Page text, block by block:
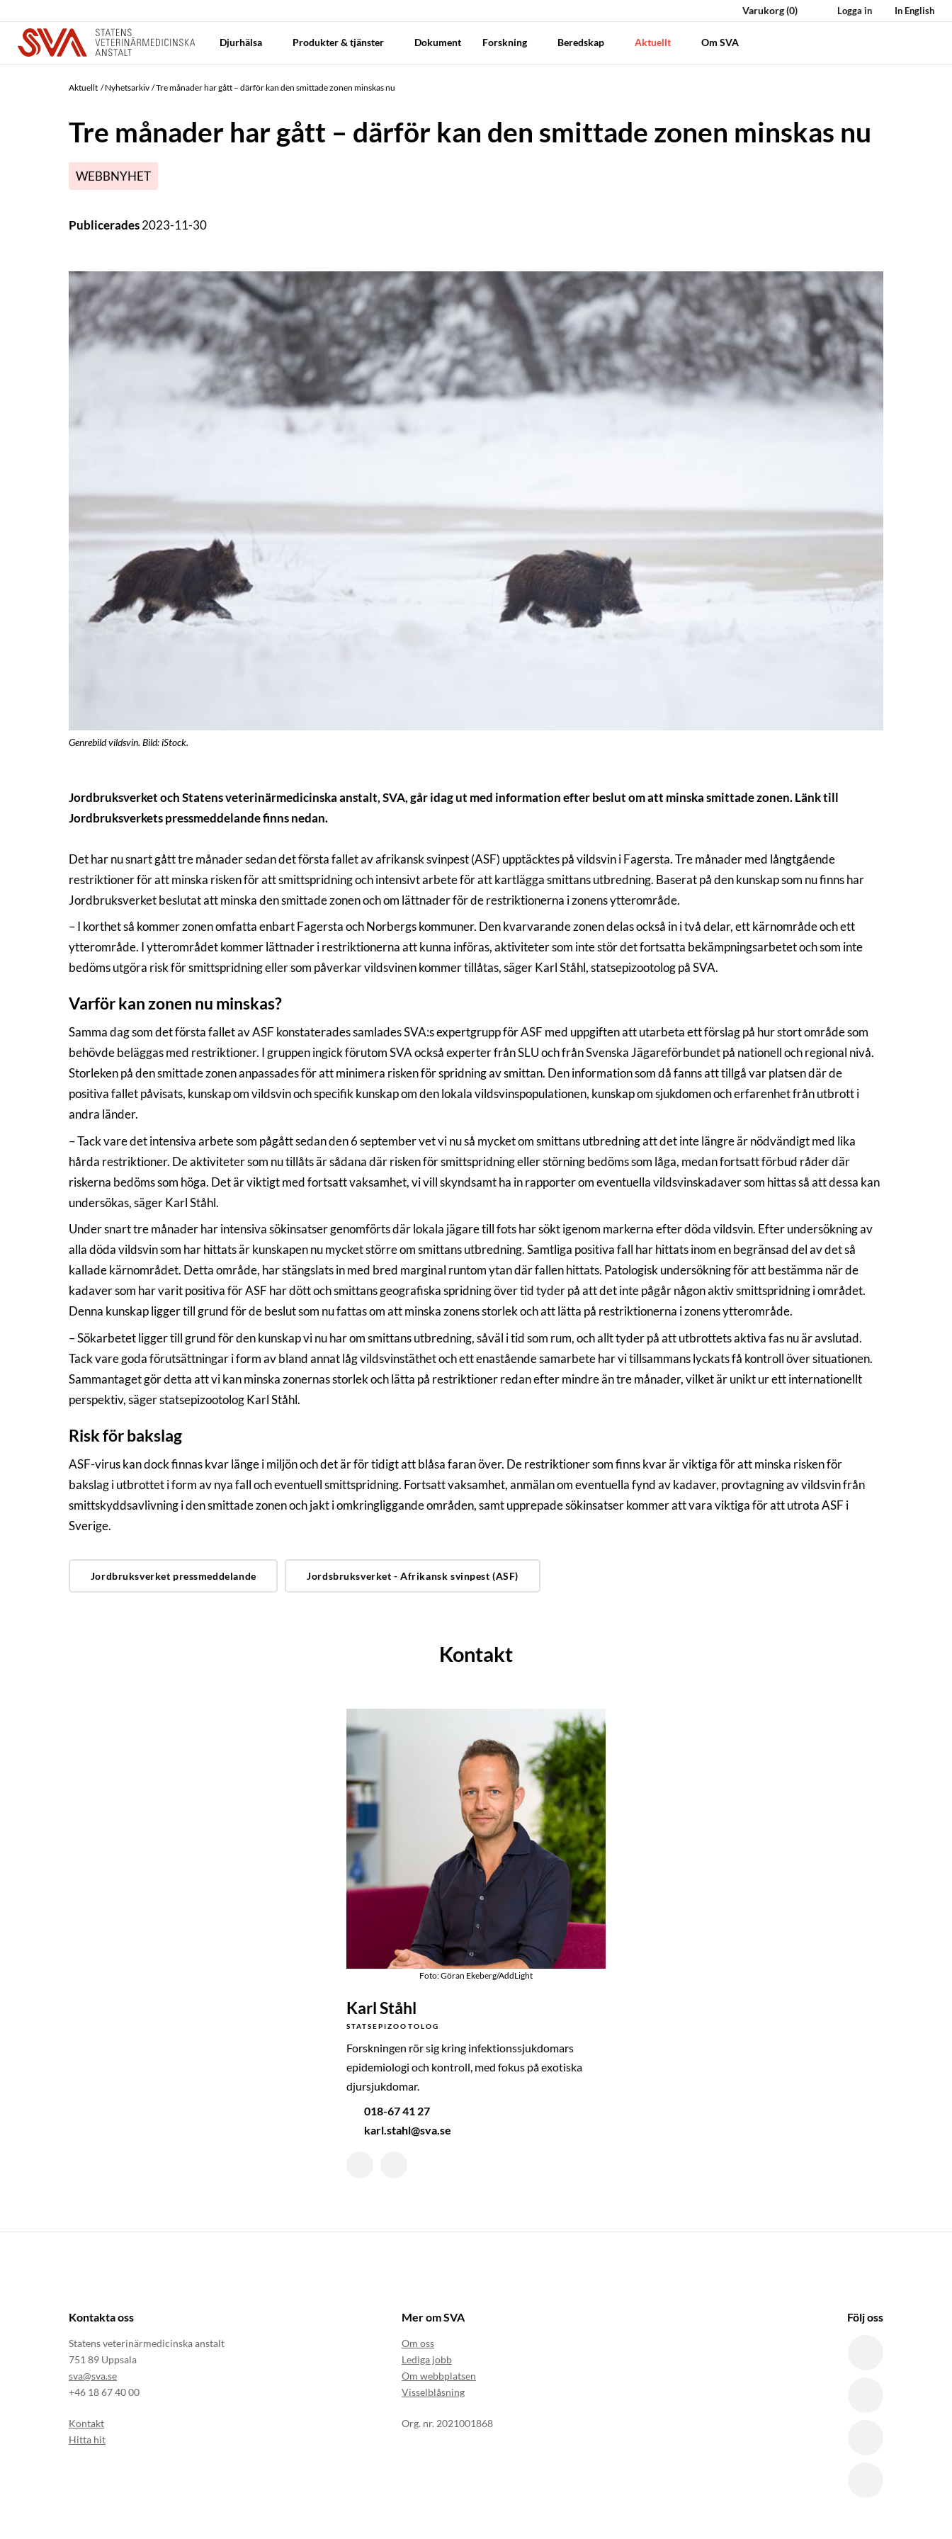
Varukorg(0) Logga in In English
Djurhälsa Produkter & tjänster Dokument Forskning Beredskap Aktuellt Om SVA
Aktuellt Nyhetsarkiv Tre månader har gått – därför kan den smittade zonen minskas nu
Tre månader har gått – därför kan den smittade zonen minskas nu
WEBBNYHET
Publicerades2023-11-30
Genrebild vildsvin. Bild: iStock.
Jordbruksverket och Statens veterinärmedicinska anstalt, SVA, går idag ut med information efter beslut om att minska smittade zonen. Länk till
Jordbruksverkets pressmeddelande finns nedan.
Det har nu snart gått tre månader sedan det första fallet av afrikansk svinpest (ASF) upptäcktes på vildsvin i Fagersta. Tre månader med långtgående
restriktioner för att minska risken för att smittspridning och intensivt arbete för att kartlägga smittans utbredning. Baserat på den kunskap som nu finns har
Jordbruksverket beslutat att minska den smittade zonen och om lättnader för de restriktionerna i zonens ytterområde.
– I korthet så kommer zonen omfatta enbart Fagersta och Norbergs kommuner. Den kvarvarande zonen delas också in i två delar, ett kärnområde och ett
ytterområde. I ytterområdet kommer lättnader i restriktionerna att kunna införas, aktiviteter som inte stör det fortsatta bekämpningsarbetet och som inte
bedöms utgöra risk för smittspridning eller som påverkar vildsvinen kommer tillåtas, säger Karl Ståhl, statsepizootolog på SVA.
Varför kan zonen nu minskas?
Samma dag som det första fallet av ASF konstaterades samlades SVA:s expertgrupp för ASF med uppgiften att utarbeta ett förslag på hur stort område som
behövde beläggas med restriktioner. I gruppen ingick förutom SVA också experter från SLU och från Svenska Jägareförbundet på nationell och regional nivå.
Storleken på den smittade zonen anpassades för att minimera risken för spridning av smittan. Den information som då fanns att tillgå var platsen där de
positiva fallet påvisats, kunskap om vildsvin och specifik kunskap om den lokala vildsvinspopulationen, kunskap om sjukdomen och erfarenhet från utbrott i
andra länder.
– Tack vare det intensiva arbete som pågått sedan den 6 september vet vi nu så mycket om smittans utbredning att det inte längre är nödvändigt med lika
hårda restriktioner. De aktiviteter som nu tillåts är sådana där risken för smittspridning eller störning bedöms som låga, medan fortsatt förbud råder där
riskerna bedöms som höga. Det är viktigt med fortsatt vaksamhet, vi vill skyndsamt ha in rapporter om eventuella vildsvinskadaver som hittas så att dessa kan
undersökas, säger Karl Ståhl.
Under snart tre månader har intensiva sökinsatser genomförts där lokala jägare till fots har sökt igenom markerna efter döda vildsvin. Efter undersökning av
alla döda vildsvin som har hittats är kunskapen nu mycket större om smittans utbredning. Samtliga positiva fall har hittats inom en begränsad del av det så
kallade kärnområdet. Detta område, har stängslats in med bred marginal runtom ytan där fallen hittats. Patologisk undersökning för att bestämma när de
kadaver som har varit positiva för ASF har dött och smittans geografiska spridning över tid tyder på att det inte pågår någon aktiv smittspridning i området.
Denna kunskap ligger till grund för de beslut som nu fattas om att minska zonens storlek och att lätta på restriktionerna i zonens ytterområde.
– Sökarbetet ligger till grund för den kunskap vi nu har om smittans utbredning, såväl i tid som rum, och allt tyder på att utbrottets aktiva fas nu är avslutad.
Tack vare goda förutsättningar i form av bland annat låg vildsvinstäthet och ett enastående samarbete har vi tillsammans lyckats få kontroll över situationen.
Sammantaget gör detta att vi kan minska zonernas storlek och lätta på restriktioner redan efter mindre än tre månader, vilket är unikt ur ett internationellt
perspektiv, säger statsepizootolog Karl Ståhl.
Risk för bakslag
ASF-virus kan dock finnas kvar länge i miljön och det är för tidigt att blåsa faran över. De restriktioner som finns kvar är viktiga för att minska risken för
bakslag i utbrottet i form av nya fall och eventuell smittspridning. Fortsatt vaksamhet, anmälan om eventuella fynd av kadaver, provtagning av vildsvin från
smittskyddsavlivning i den smittade zonen och jakt i omkringliggande områden, samt upprepade sökinsatser kommer att vara viktiga för att utrota ASF i
Sverige.
Jordbruksverket pressmeddelande Jordsbruksverket - Afrikansk svinpest (ASF)
Kontakt
Foto: Göran Ekeberg/AddLight
Karl Ståhl
STATSEPIZOOTOLOG
Forskningen rör sig kring infektionssjukdomars
epidemiologi och kontroll, med fokus på exotiska
djursjukdomar.
018-67 41 27
karl.stahl@sva.se
Kontakta oss
Statens veterinärmedicinska anstalt
751 89 Uppsala
sva@sva.se
+46 18 67 40 00
Kontakt
Hitta hit
Mer om SVA
Om oss
Lediga jobb
Om webbplatsen
Visselblåsning
Org. nr. 2021001868
Följ oss